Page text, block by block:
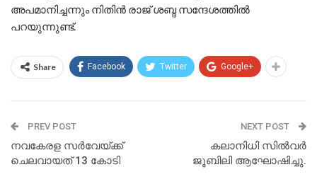
അപമാനിച്ചന്നും നിതിൻ രാജ് ശബ്ദ സന്ദേശത്തിൽ
പറയുന്നുണ്ട്.
Share Facebook Twitter Google+
PREV POST
നവകേരള സര്‍വേയ്ക്ക്
ചെലവായത് 13 കോടി
NEXT POST
കലാനിധി സിൽവർ
ജൂബിലി ആഘോഷിച്ചു.